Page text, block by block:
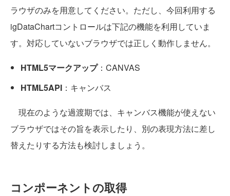
ラウザのみを用意してください。ただし、今回利用する
igDataChartコントロールは下記の機能を利用していま
す。対応していないブラウザでは正しく動作しません。
HTML5マークアップ：CANVAS
HTML5API ：キャンバス
現在のような過渡期では、キャンバス機能が使えない
ブラウザではその旨を表示したり、別の表現方法に差し
替えたりする方法も検討しましょう。
コンポーネントの取得